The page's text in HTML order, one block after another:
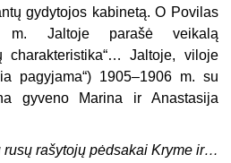
gydytojos kabinetą. O Povilas
m. Jaltoje parašė veikalą
charakteristika“… Jaltoje, viloje
pagyjama“) 1905–1906 m. su
gyveno Marina ir Anastasija
rusų rašytojų pėdsakai Kryme ir…